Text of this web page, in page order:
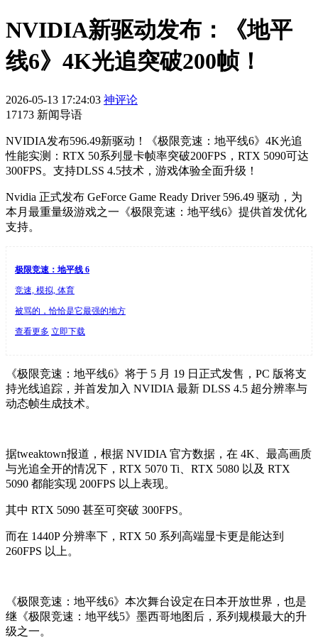
NVIDIA新驱动发布：《地平
线6》4K光追突破200帧！
2026-05-13 17:24:03 神评论
17173 新闻导语
NVIDIA发布596.49新驱动！《极限竞速：地平线6》4K光追
性能实测：RTX 50系列显卡帧率突破200FPS，RTX 5090可达
300FPS。支持DLSS 4.5技术，游戏体验全面升级！
Nvidia 正式发布 GeForce Game Ready Driver 596.49 驱动，为
本月最重量级游戏之一《极限竞速：地平线6》提供首发优化
支持。
极限竞速：地平线 6
竞速, 模拟, 体育
被骂的，恰恰是它最强的地方
查看更多 立即下载
《极限竞速：地平线6》将于 5 月 19 日正式发售，PC 版将支
持光线追踪，并首发加入 NVIDIA 最新 DLSS 4.5 超分辨率与
动态帧生成技术。
据tweaktown报道，根据 NVIDIA 官方数据，在 4K、最高画质
与光追全开的情况下，RTX 5070 Ti、RTX 5080 以及 RTX
5090 都能实现 200FPS 以上表现。
其中 RTX 5090 甚至可突破 300FPS。
而在 1440P 分辨率下，RTX 50 系列高端显卡更是能达到
260FPS 以上。
《极限竞速：地平线6》本次舞台设定在日本开放世界，也是
继《极限竞速：地平线5》墨西哥地图后，系列规模最大的升
级之一。